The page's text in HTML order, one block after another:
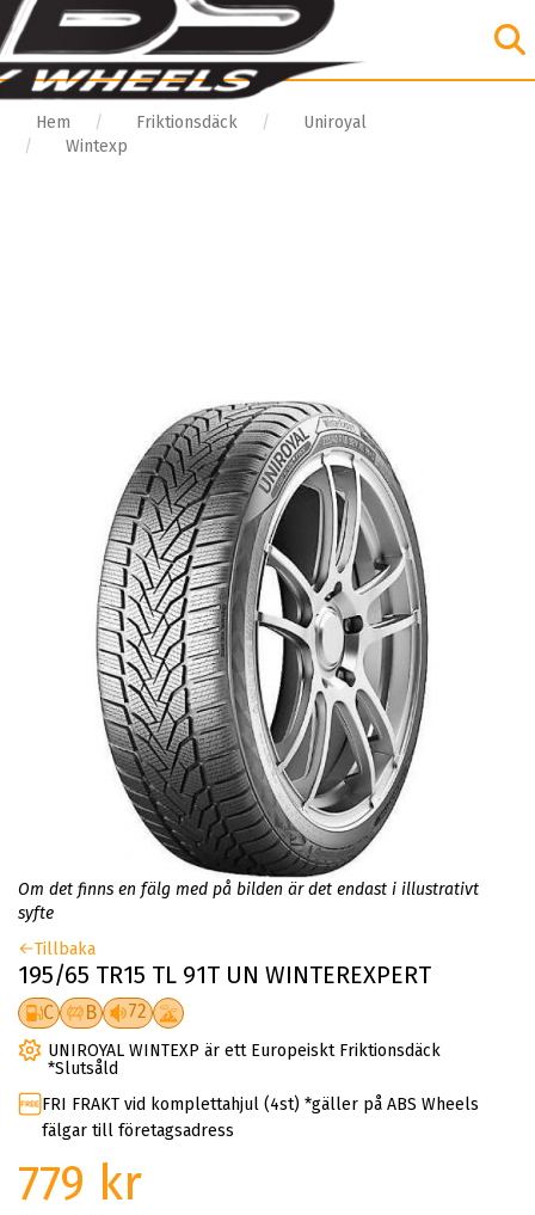
Hem Friktionsdäck
Uniroyal
Wintexp
Om det finns en fälg med på bilden är det endast i illustrativt
syfte
Tillbaka
195/65 TR15 TL 91T UN WINTEREXPERT
C B 72
UNIROYAL WINTEXP är ett Europeiskt Friktionsdäck
*Slutsåld
FRI FRAKT vid komplettahjul (4st) *gäller på ABS Wheels
fälgar till företagsadress
779 kr